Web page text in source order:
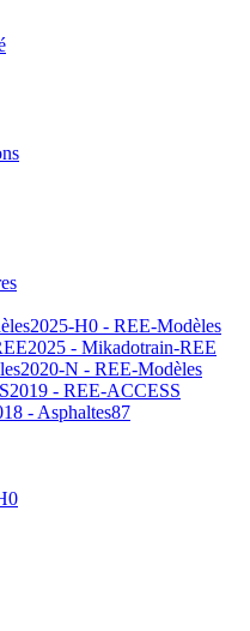
2025-H0 - REE-Modèles
2025 - Mikadotrain-REE
2020-N - REE-Modèles
2019 - REE-ACCESS
- Asphaltes87